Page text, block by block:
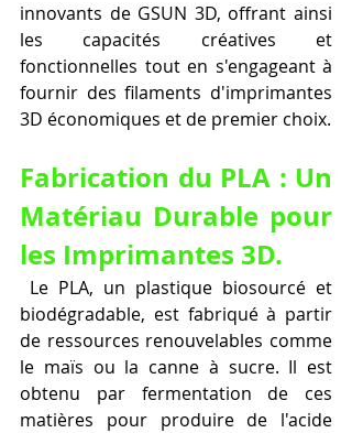
innovants de GSUN 3D, offrant ainsi
les capacités créatives et
fonctionnelles tout en s'engageant à
fournir des filaments d'imprimantes
3D économiques et de premier choix.
Fabrication du PLA : Un
Matériau Durable pour
les Imprimantes 3D.
biodégradable, est fabriqué à partir
de ressources renouvelables comme
le maïs ou la canne à sucre. Il est
obtenu par fermentation de ces
matières pour produire de l'acide